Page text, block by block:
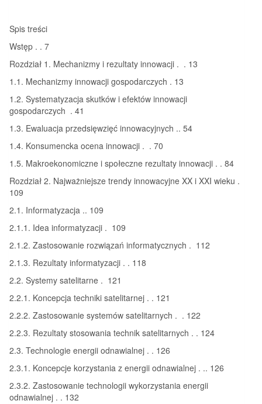
Spis treści
Wstęp . . 7
Rozdział 1. Mechanizmy i rezultaty innowacji . . 13
1.1. Mechanizmy innowacji gospodarczych . 13
1.2. Systematyzacja skutków i efektów innowacji
gospodarczych . 41
1.3. Ewaluacja przedsięwzięć innowacyjnych .. 54
1.4. Konsumencka ocena innowacji . . 70
1.5. Makroekonomiczne i społeczne rezultaty innowacji . . 84
Rozdział 2. Najważniejsze trendy innowacyjne XX i XXI wieku .
109
2.1. Informatyzacja .. 109
2.1.1. Idea informatyzacji . 109
2.1.2. Zastosowanie rozwiązań informatycznych . 112
2.1.3. Rezultaty informatyzacji . . 118
2.2. Systemy satelitarne . 121
2.2.1. Koncepcja techniki satelitarnej . . 121
2.2.2. Zastosowanie systemów satelitarnych . . 122
2.2.3. Rezultaty stosowania technik satelitarnych . . 124
2.3. Technologie energii odnawialnej . . 126
2.3.1. Koncepcje korzystania z energii odnawialnej . .. 126
2.3.2. Zastosowanie technologii wykorzystania energii
odnawialnej . . 132